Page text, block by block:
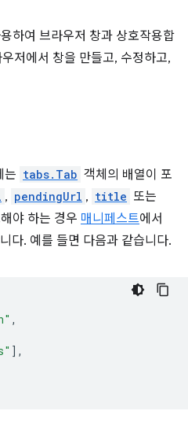
하여 브라우저 창과 상호작용합
저에서 창을 만들고, 수정하고,
는 tabs.Tab 객체의 배열이 포
, pendingUrl , title 또는
야 하는 경우 매니페스트에서
다. 예를 들면 다음과 같습니다.
,
],